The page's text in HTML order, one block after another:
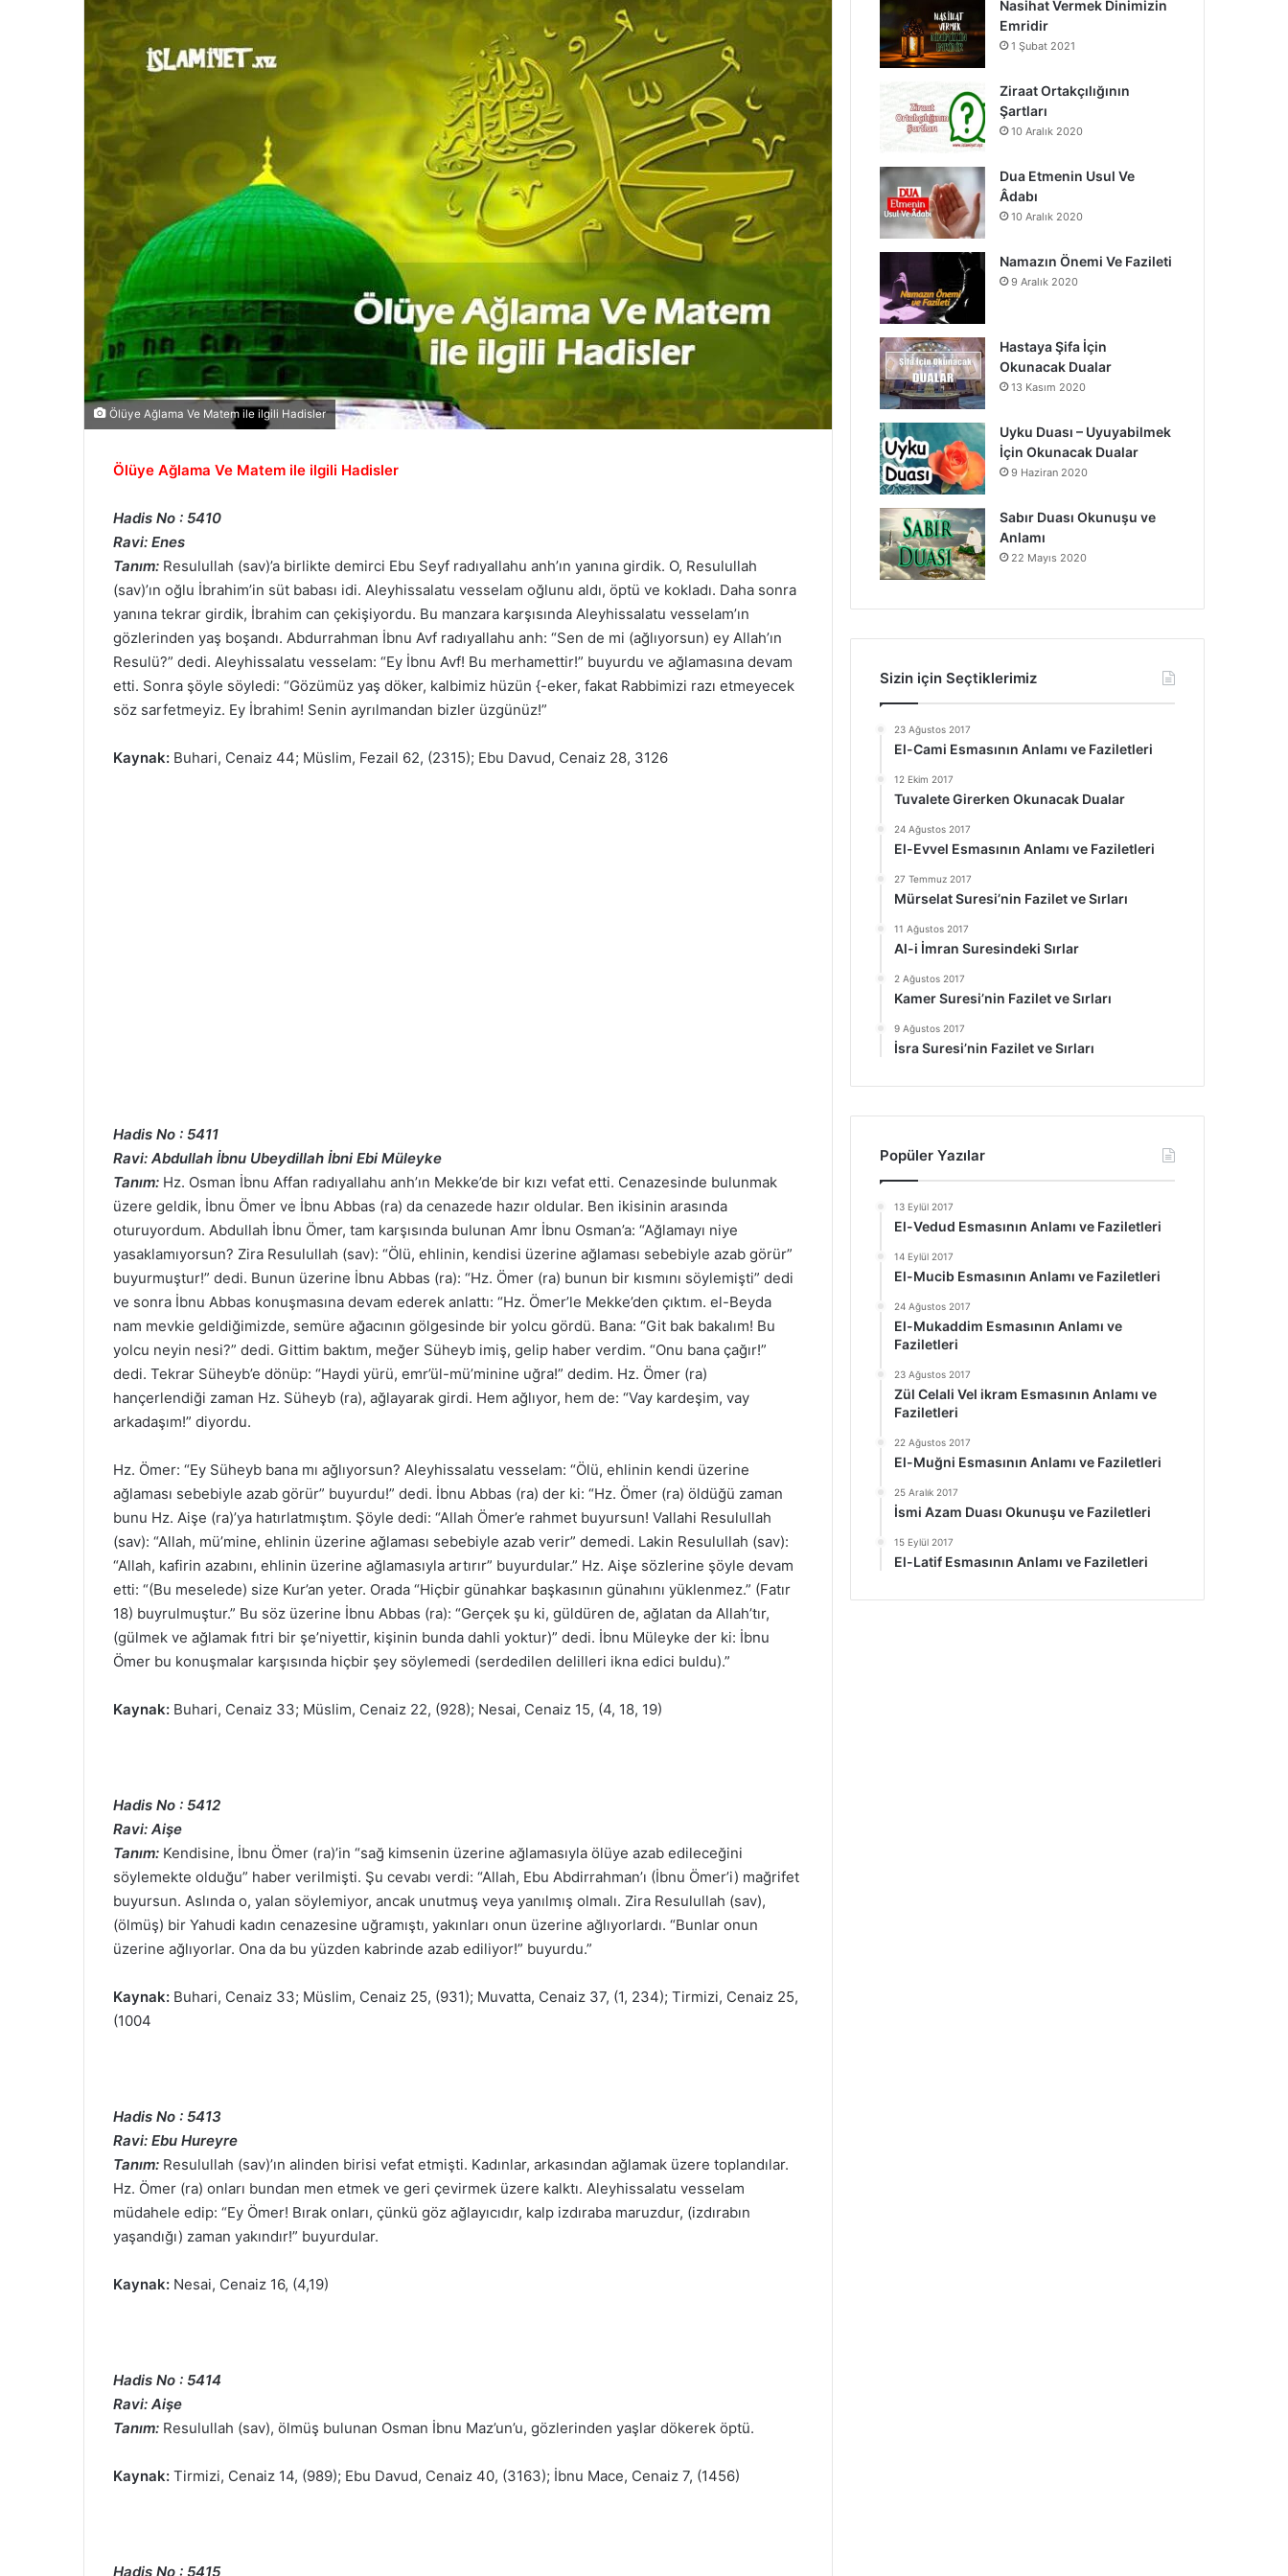
Ölüye Ağlama Ve Matem ile ilgili Hadisler
Ölüye Ağlama Ve Matem ile ilgili Hadisler
Hadis No : 5410
Ravi: Enes
Tanım: Resulullah (sav)’a birlikte demirci Ebu Seyf radıyallahu anh’ın yanına girdik. O, Resulullah
(sav)’ın oğlu İbrahim’in süt babası idi. Aleyhissalatu vesselam oğlunu aldı, öptü ve kokladı. Daha sonra
yanına tekrar girdik, İbrahim can çekişiyordu. Bu manzara karşısında Aleyhissalatu vesselam’ın
gözlerinden yaş boşandı. Abdurrahman İbnu Avf radıyallahu anh: “Sen de mi (ağlıyorsun) ey Allah’ın
Resulü?” dedi. Aleyhissalatu vesselam: “Ey İbnu Avf! Bu merhamettir!” buyurdu ve ağlamasına devam
etti. Sonra şöyle söyledi: “Gözümüz yaş döker, kalbimiz hüzün {-eker, fakat Rabbimizi razı etmeyecek
söz sarfetmeyiz. Ey İbrahim! Senin ayrılmandan bizler üzgünüz!”
Kaynak: Buhari, Cenaiz 44; Müslim, Fezail 62, (2315); Ebu Davud, Cenaiz 28, 3126
Hadis No : 5411
Ravi: Abdullah İbnu Ubeydillah İbni Ebi Müleyke
Tanım: Hz. Osman İbnu Affan radıyallahu anh’ın Mekke’de bir kızı vefat etti. Cenazesinde bulunmak
üzere geldik, İbnu Ömer ve İbnu Abbas (ra) da cenazede hazır oldular. Ben ikisinin arasında
oturuyordum. Abdullah İbnu Ömer, tam karşısında bulunan Amr İbnu Osman’a: “Ağlamayı niye
yasaklamıyorsun? Zira Resulullah (sav): “Ölü, ehlinin, kendisi üzerine ağlaması sebebiyle azab görür”
buyurmuştur!” dedi. Bunun üzerine İbnu Abbas (ra): “Hz. Ömer (ra) bunun bir kısmını söylemişti” dedi
ve sonra İbnu Abbas konuşmasına devam ederek anlattı: “Hz. Ömer’le Mekke’den çıktım. el-Beyda
nam mevkie geldiğimizde, semüre ağacının gölgesinde bir yolcu gördü. Bana: “Git bak bakalım! Bu
yolcu neyin nesi?” dedi. Gittim baktım, meğer Süheyb imiş, gelip haber verdim. “Onu bana çağır!”
dedi. Tekrar Süheyb’e dönüp: “Haydi yürü, emr’ül-mü’minine uğra!” dedim. Hz. Ömer (ra)
hançerlendiği zaman Hz. Süheyb (ra), ağlayarak girdi. Hem ağlıyor, hem de: “Vay kardeşim, vay
arkadaşım!” diyordu.
Hz. Ömer: “Ey Süheyb bana mı ağlıyorsun? Aleyhissalatu vesselam: “Ölü, ehlinin kendi üzerine
ağlaması sebebiyle azab görür” buyurdu!” dedi. İbnu Abbas (ra) der ki: “Hz. Ömer (ra) öldüğü zaman
bunu Hz. Aişe (ra)’ya hatırlatmıştım. Şöyle dedi: “Allah Ömer’e rahmet buyursun! Vallahi Resulullah
(sav): “Allah, mü’mine, ehlinin üzerine ağlaması sebebiyle azab verir” demedi. Lakin Resulullah (sav):
“Allah, kafirin azabını, ehlinin üzerine ağlamasıyla artırır” buyurdular.” Hz. Aişe sözlerine şöyle devam
etti: “(Bu meselede) size Kur’an yeter. Orada “Hiçbir günahkar başkasının günahını yüklenmez.” (Fatır
18) buyrulmuştur.” Bu söz üzerine İbnu Abbas (ra): “Gerçek şu ki, güldüren de, ağlatan da Allah’tır,
(gülmek ve ağlamak fıtri bir şe’niyettir, kişinin bunda dahli yoktur)” dedi. İbnu Müleyke der ki: İbnu
Ömer bu konuşmalar karşısında hiçbir şey söylemedi (serdedilen delilleri ikna edici buldu).”
Kaynak: Buhari, Cenaiz 33; Müslim, Cenaiz 22, (928); Nesai, Cenaiz 15, (4, 18, 19)
Hadis No : 5412
Ravi: Aişe
Tanım: Kendisine, İbnu Ömer (ra)’in “sağ kimsenin üzerine ağlamasıyla ölüye azab edileceğini
söylemekte olduğu” haber verilmişti. Şu cevabı verdi: “Allah, Ebu Abdirrahman’ı (İbnu Ömer’i) mağrifet
buyursun. Aslında o, yalan söylemiyor, ancak unutmuş veya yanılmış olmalı. Zira Resulullah (sav),
(ölmüş) bir Yahudi kadın cenazesine uğramıştı, yakınları onun üzerine ağlıyorlardı. “Bunlar onun
üzerine ağlıyorlar. Ona da bu yüzden kabrinde azab ediliyor!” buyurdu.”
Kaynak: Buhari, Cenaiz 33; Müslim, Cenaiz 25, (931); Muvatta, Cenaiz 37, (1, 234); Tirmizi, Cenaiz 25,
(1004
Hadis No : 5413
Ravi: Ebu Hureyre
Tanım: Resulullah (sav)’ın alinden birisi vefat etmişti. Kadınlar, arkasından ağlamak üzere toplandılar.
Hz. Ömer (ra) onları bundan men etmek ve geri çevirmek üzere kalktı. Aleyhissalatu vesselam
müdahele edip: “Ey Ömer! Bırak onları, çünkü göz ağlayıcıdır, kalp izdıraba maruzdur, (izdırabın
yaşandığı) zaman yakındır!” buyurdular.
Kaynak: Nesai, Cenaiz 16, (4,19)
Hadis No : 5414
Ravi: Aişe
Tanım: Resulullah (sav), ölmüş bulunan Osman İbnu Maz’un’u, gözlerinden yaşlar dökerek öptü.
Kaynak: Tirmizi, Cenaiz 14, (989); Ebu Davud, Cenaiz 40, (3163); İbnu Mace, Cenaiz 7, (1456)
Hadis No : 5415
o
o
k
b
g
a
Nasihat Vermek Dinimizin
Emridir
1 Şubat 2021
Ziraat Ortakçılığının
Şartları
10 Aralık 2020
Dua Etmenin Usul Ve
Âdabı
10 Aralık 2020
Namazın Önemi Ve Fazileti
9 Aralık 2020
Hastaya Şifa İçin
Okunacak Dualar
13 Kasım 2020
Uyku Duası – Uyuyabilmek
İçin Okunacak Dualar
9 Haziran 2020
Sabır Duası Okunuşu ve
Anlamı
22 Mayıs 2020
Sizin için Seçtiklerimiz
23 Ağustos 2017
El-Cami Esmasının Anlamı ve Faziletleri
12 Ekim 2017
Tuvalete Girerken Okunacak Dualar
24 Ağustos 2017
El-Evvel Esmasının Anlamı ve Faziletleri
27 Temmuz 2017
Mürselat Suresi’nin Fazilet ve Sırları
11 Ağustos 2017
Al-i İmran Suresindeki Sırlar
2 Ağustos 2017
Kamer Suresi’nin Fazilet ve Sırları
9 Ağustos 2017
İsra Suresi’nin Fazilet ve Sırları
Popüler Yazılar
13 Eylül 2017
El-Vedud Esmasının Anlamı ve Faziletleri
14 Eylül 2017
El-Mucib Esmasının Anlamı ve Faziletleri
24 Ağustos 2017
El-Mukaddim Esmasının Anlamı ve
Faziletleri
23 Ağustos 2017
Zül Celali Vel ikram Esmasının Anlamı ve
Faziletleri
22 Ağustos 2017
El-Muğni Esmasının Anlamı ve Faziletleri
25 Aralık 2017
İsmi Azam Duası Okunuşu ve Faziletleri
15 Eylül 2017
El-Latif Esmasının Anlamı ve Faziletleri